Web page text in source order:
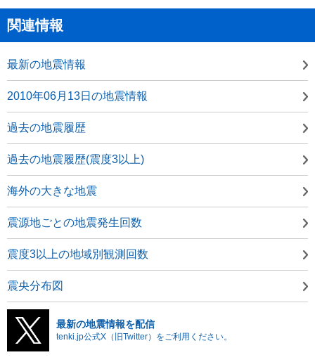
関連情報
最新の地震情報
2010年06月13日の地震情報
過去の地震履歴
過去の地震履歴(震度3以上)
海外の大きな地震
震源地ごとの地震発生回数
震度3以上の地域別観測回数
震央分布図
最新の地震情報を配信
tenki.jp公式X（旧Twitter）をご利用ください。